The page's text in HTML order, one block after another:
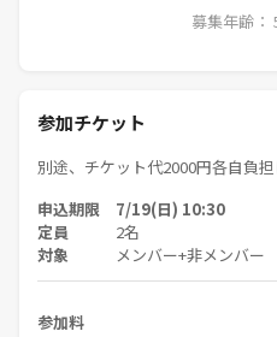
募集年齢：
参加チケット
別途、チケット代2000円各自負担
申込期限 7/19(日) 10:30
定員 2名
対象 メンバー+非メンバー
参加料